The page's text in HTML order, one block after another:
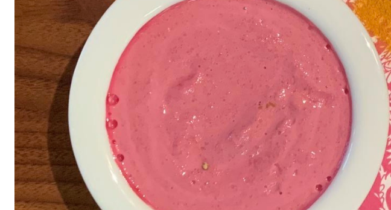
air fryer
Cookies
Covid
Easter
Greek recipes in english
Russian
Smoothies
Tips
Vegetarian
Αδυνάτισμα
Αθλητική διατροφή
βρωμη
Γαλακτοκομικά
Γονιμότητα
Δημητριακά
Διαβήτης
Δίαιτα
Διατροφή
Εγκυμοσύνη
Ζυμαρικά
Θηλασμός
Ιατρικά Καλοκαίρι
Κόκκινο κρέας
Κοτόπουλο